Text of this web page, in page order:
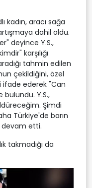
kadın, aracı sağa
dahil oldu.
deyince Y.S.,
karşılığı
tahmin edilen
çekildiğini, özel
ifade ederek "Can
Y.S.,
Şimdi
Türkiye'de barın
etti.
takmadığı da